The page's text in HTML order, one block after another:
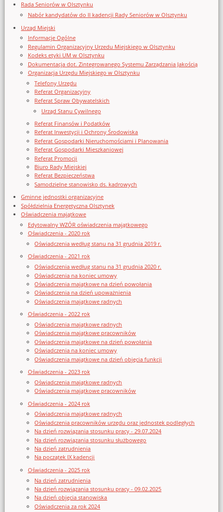
Rada Seniorów w Olsztynku
Nabór kandydatów do II kadencji Rady Seniorów w Olsztynku
Urząd Miejski
Informacje Ogólne
Regulamin Organizacyjny Urzedu Miejskiego w Olsztynku
Kodeks etyki UM w Olsztynku
Dokumentacja dot. Zintegrowanego Systemu Zarządzania Jakością
Organizacja Urzędu Miejskiego w Olsztynku
Telefony Urzędu
Referat Organizacyjny
Referat Spraw Obywatelskich
Urząd Stanu Cywilnego
Referat Finansów i Podatków
Referat Inwestycji i Ochrony Środowiska
Referat Gospodarki Nieruchomościami i Planowania
Referat Gospodarki Mieszkaniowej
Referat Promocji
Biuro Rady Miejskiej
Referat Bezpieczeństwa
Samodzielne stanowisko ds. kadrowych
Gminne jednostki organizacyjne
Spółdzielnia Energetyczna Olsztynek
Oświadczenia majątkowe
Edytowalny WZÓR oświadczenia majątkowego
Oświadczenia - 2020 rok
Oświadczenia według stanu na 31 grudnia 2019 r.
Oświadczenia - 2021 rok
Oświadczenia według stanu na 31 grudnia 2020 r.
Oświadczenia na koniec umowy
Oświadczenia majątkowe na dzień powołania
Oświadczenia na dzień upoważnienia
Oświadczenia majątkowe radnych
Oświadczenia - 2022 rok
Oświadczenia majątkowe radnych
Oświadczenia majątkowe pracowników
Oświadczenia majątkowe na dzień powołania
Oświadczenia na koniec umowy
Oświadczenia majątkowe na dzień objęcia funkcji
Oświadczenia - 2023 rok
Oświadczenia majątkowe radnych
Oświadczenia majątkowe pracowników
Oświadczenia - 2024 rok
Oświadczenia majątkowe radnych
Oświadczenia pracowników urzędu oraz jednostek podległych
Na dzień rozwiązania stosunku pracy - 29.07.2024
Na dzień rozwiązania stosunku służbowego
Na dzień zatrudnienia
Na początek IX kadencji
Oświadczenia - 2025 rok
Na dzień zatrudnienia
Na dzień rozwiązania stosunku pracy - 09.02.2025
Na dzień objęcia stanowiska
Oświadczenia za rok 2024